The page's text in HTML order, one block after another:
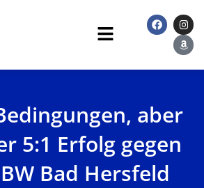
Main
F
a
c
o
I
n
s
t
a
g
A
m
a
z
o
n
aber
5:1 Erfolg gegen
Bad Hersfeld